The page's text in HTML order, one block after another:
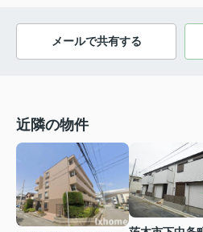
メールで共有する
近隣の物件